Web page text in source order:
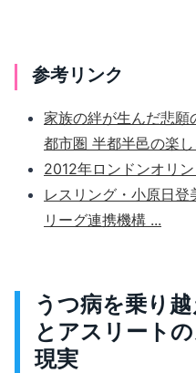
参考リンク
家族の絆が生んだ悲
都市圏 半都半邑の楽し
2012年ロンドンオリ
レスリング・小原日
リーグ連携機構 ...
うつ病を乗り
とアスリート
現実